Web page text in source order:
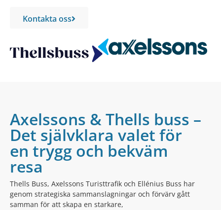
Kontakta oss
Axelssons & Thells buss –
Det självklara valet för
en trygg och bekväm
resa
Thells Buss, Axelssons Turisttrafik och Ellénius Buss har
genom strategiska sammanslagningar och förvärv gått
samman för att skapa en starkare,